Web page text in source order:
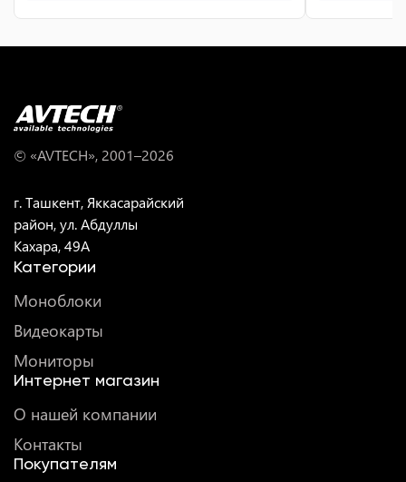
© «AVTECH», 2001–2026
г. Ташкент, Яккасарайский
район, ул. Абдуллы
Кахара, 49A
Категории
Моноблоки
Видеокарты
Мониторы
Интернет магазин
О нашей компании
Контакты
Покупателям